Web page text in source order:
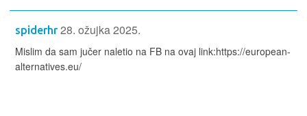
spiderhr 28. ožujka 2025.
Mislim da sam jučer naletio na FB na ovaj link:https://european-
alternatives.eu/